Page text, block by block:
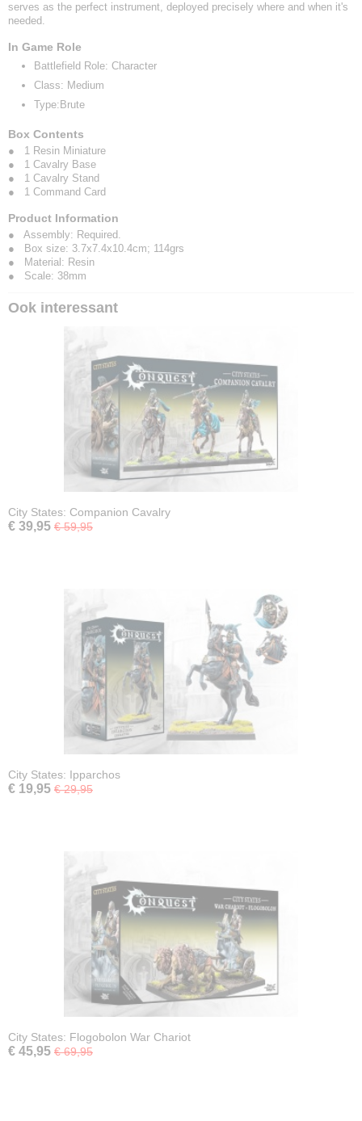
serves as the perfect instrument, deployed precisely where and when it's
needed.
In Game Role
Battlefield Role: Character
Class: Medium
Type:Brute
Box Contents
● 1 Resin Miniature
● 1 Cavalry Base
● 1 Cavalry Stand
● 1 Command Card
Product Information
● Assembly: Required.
● Box size: 3.7x7.4x10.4cm; 114grs
● Material: Resin
● Scale: 38mm
Ook interessant
City States: Companion Cavalry
€ 39,95 € 59,95
City States: Ipparchos
€ 19,95 € 29,95
City States: Flogobolon War Chariot
€ 45,95 € 69,95